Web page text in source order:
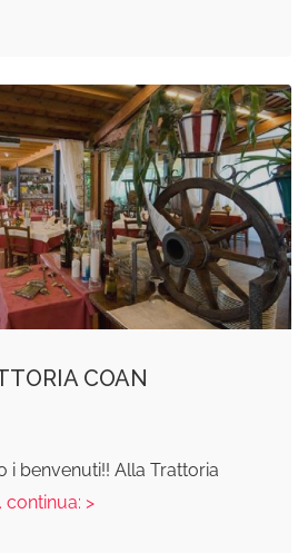
COAN
i benvenuti!! Alla Trattoria
continua: >